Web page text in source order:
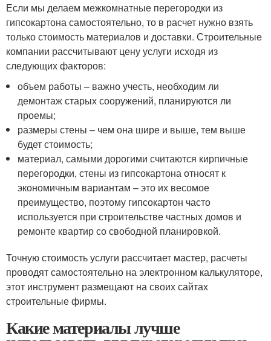
Если мы делаем межкомнатные перегородки из
гипсокартона самостоятельно, то в расчет нужно взять
только стоимость материалов и доставки. Строительные
компании рассчитывают цену услуги исходя из
следующих факторов:
объем работы – важно учесть, необходим ли
демонтаж старых сооружений, планируются ли
проемы;
размеры стены – чем она шире и выше, тем выше
будет стоимость;
материал, самыми дорогими считаются кирпичные
перегородки, стены из гипсокартона относят к
экономичным вариантам – это их весомое
преимущество, поэтому гипсокартон часто
используется при строительстве частных домов и
ремонте квартир со свободной планировкой.
Точную стоимость услуги рассчитает мастер, расчеты
проводят самостоятельно на электронном калькуляторе,
этот инструмент размещают на своих сайтах
строительные фирмы.
Какие материалы лучше